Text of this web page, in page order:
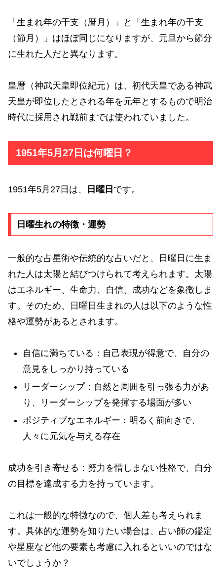
「生まれ年の干支（暦月）」と「生まれ年の干支
（節月）」はほぼ同じになりますが、元旦から節分
に生れた人だと異なります。
皇暦（神武天皇即位紀元）は、初代天皇である神武
天皇が即位したとされる年を元年とするもので明治
時代に採用され戦前までは使われていました。
1951年5月27日は何曜日？
1951年5月27日は、 日曜日 です。
日曜生れの特徴・運勢
一般的な占星術や伝統的な占いだと、日曜日に生ま
れた人は太陽と結びつけられて考えられます。太陽
はエネルギー、生命力、自信、成功などを象徴しま
す。そのため、日曜日生まれの人は以下のような性
格や運勢があるとされます。
自信に満ちている：自己表現が得意で、自分の
意見をしっかり持っている
リーダーシップ：自然と周囲を引っ張る力があ
り、リーダーシップを発揮する場面が多い
ポジティブなエネルギー：明るく前向きで、
人々に元気を与える存在
成功を引き寄せる：努力を惜しまない性格で、自分
の目標を達成する力を持っています。
これは一般的な特徴なので、個人差も考えられま
す。具体的な運勢を知りたい場合は、占い師の鑑定
や星座など他の要素も考慮に入れるといいのではな
いでしょうか？